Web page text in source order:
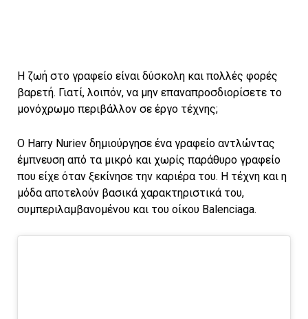
Η ζωή στο γραφείο είναι δύσκολη και πολλές φορές
βαρετή. Γιατί, λοιπόν, να μην επαναπροσδιορίσετε το
μονόχρωμο περιβάλλον σε έργο τέχνης;
Ο Harry Nuriev δημιούργησε ένα γραφείο αντλώντας
έμπνευση από τα μικρό και χωρίς παράθυρο γραφείο
που είχε όταν ξεκίνησε την καριέρα του. Η τέχνη και η
μόδα αποτελούν βασικά χαρακτηριστικά του,
συμπεριλαμβανομένου και του οίκου Balenciaga.